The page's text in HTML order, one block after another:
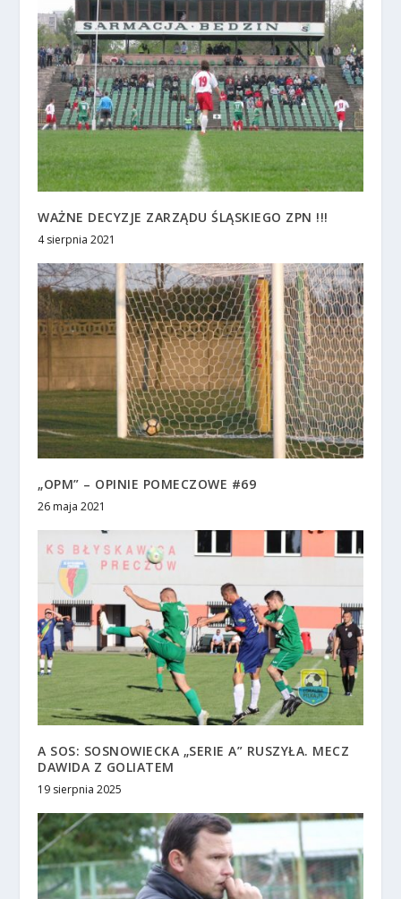
WAŻNE DECYZJE ZARZĄDU ŚLĄSKIEGO ZPN !!!
4 sierpnia 2021
„OPM” – OPINIE POMECZOWE #69
26 maja 2021
A SOS: SOSNOWIECKA „SERIE A” RUSZYŁA. MECZ
DAWIDA Z GOLIATEM
19 sierpnia 2025